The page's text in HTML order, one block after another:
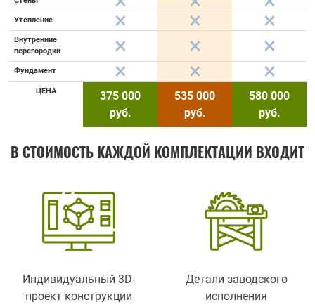
Утепление
Внутренние
перегородки
Фундамент
ЦЕНА
375 000
руб.
535 000
руб.
580 000
руб.
В СТОИМОСТЬ КАЖДОЙ КОМПЛЕКТАЦИИ ВХОДИТ
Индивидуальный 3D-
проект конструкции
Детали заводского
исполнения